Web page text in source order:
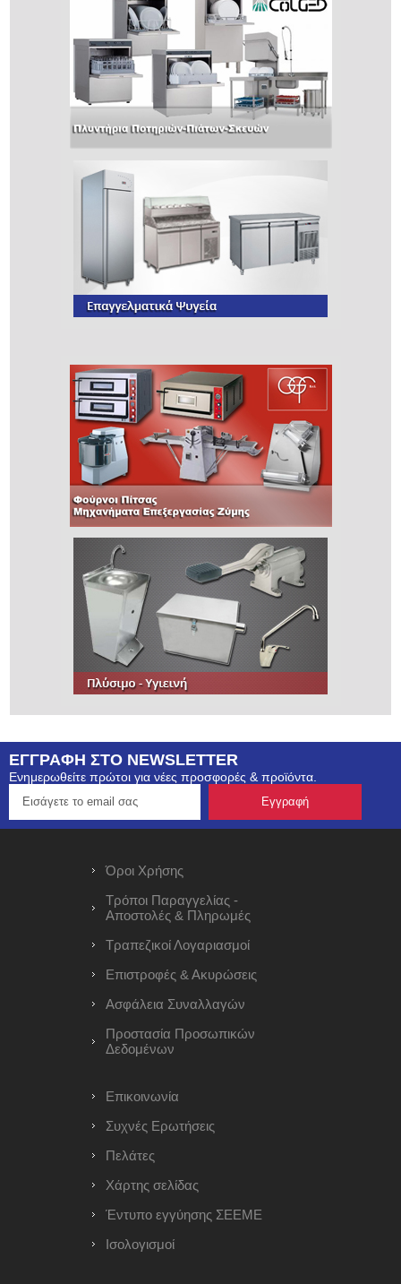
ΕΓΓΡΑΦΗ ΣΤΟ NEWSLETTER
Ενημερωθείτε πρώτοι για νέες προσφορές & προϊόντα.
Όροι Χρήσης
Τρόποι Παραγγελίας -
Αποστολές & Πληρωμές
Τραπεζικοί Λογαριασμοί
Επιστροφές & Ακυρώσεις
Ασφάλεια Συναλλαγών
Προστασία Προσωπικών
Δεδομένων
Επικοινωνία
Συχνές Ερωτήσεις
Πελάτες
Χάρτης σελίδας
Έντυπο εγγύησης ΣΕΕΜΕ
Ισολογισμοί